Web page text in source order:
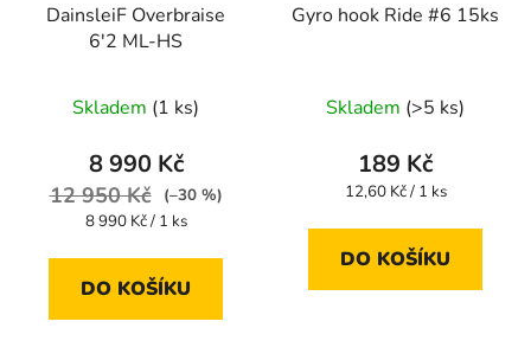
DainsleiF Overbraise
6'2 ML-HS
hodnocení
produktu
je
3,3
5
Skladem (1 ks)
8 990 Kč
12 950 Kč
(–30 %)
Měrná
8 990 Kč / 1 ks
DO KOŠÍKU
Gyro hook Ride #6 15ks
Skladem (>5 ks)
189 Kč
Měrná
12,60 Kč / 1 ks
DO KOŠÍKU